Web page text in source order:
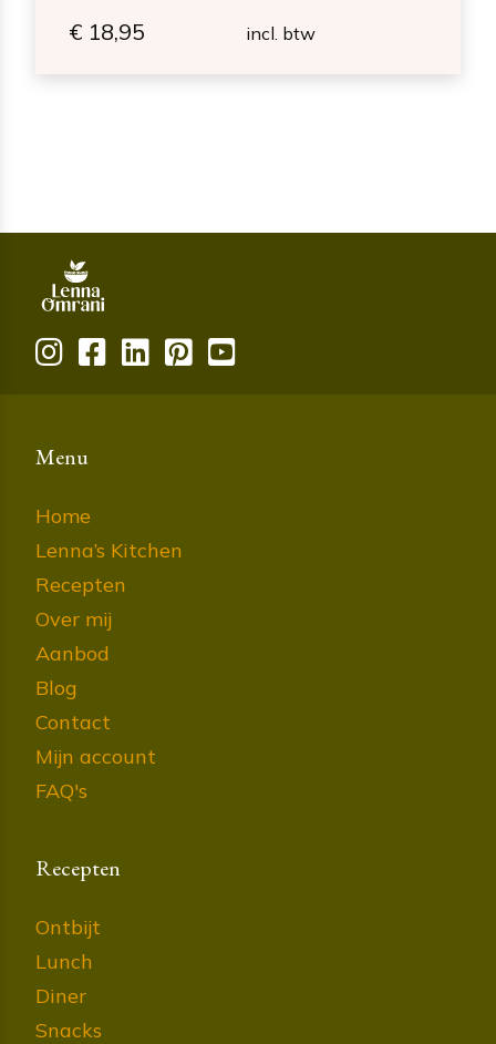
€ 18,95 incl. btw
Menu
Home
Lenna’s Kitchen
Recepten
Over mij
Aanbod
Blog
Contact
Mijn account
FAQ's
Recepten
Ontbijt
Lunch
Diner
Snacks